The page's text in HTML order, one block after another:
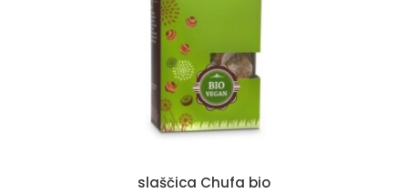
slaščica Chufa bio